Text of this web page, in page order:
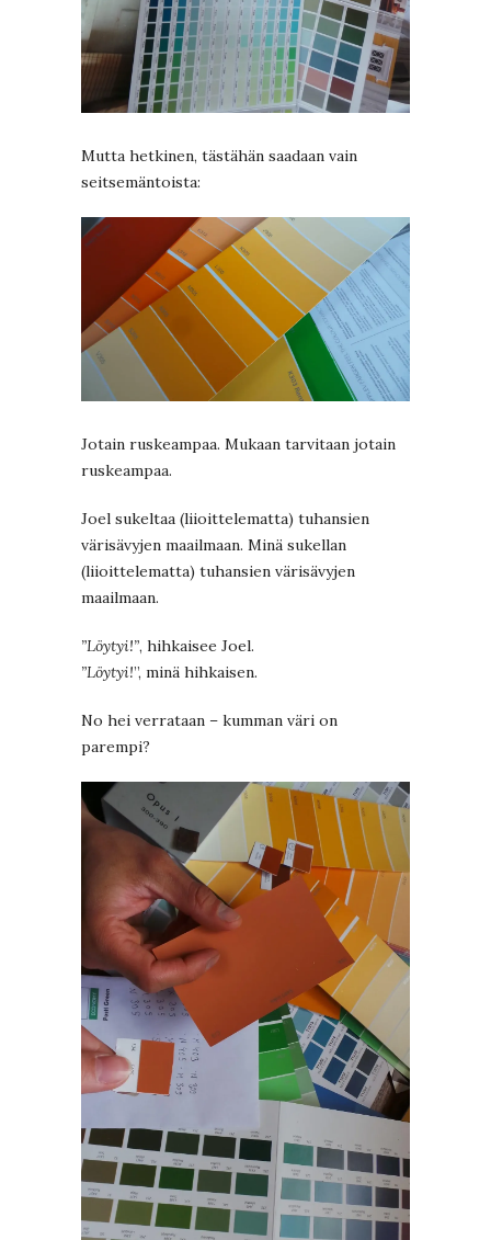
Mutta hetkinen, tästähän saadaan vain
seitsemäntoista:
Jotain ruskeampaa. Mukaan tarvitaan jotain
ruskeampaa.
Joel sukeltaa (liioittelematta) tuhansien
värisävyjen maailmaan. Minä sukellan
(liioittelematta) tuhansien värisävyjen
maailmaan.
”Löytyi!”, hihkaisee Joel.
”Löytyi!”, minä hihkaisen.
No hei verrataan – kumman väri on
parempi?